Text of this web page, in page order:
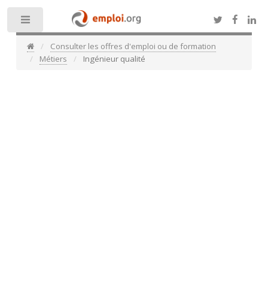
Consulter les offres d'emploi ou de formation
Métiers
Ingénieur qualité
Toggle